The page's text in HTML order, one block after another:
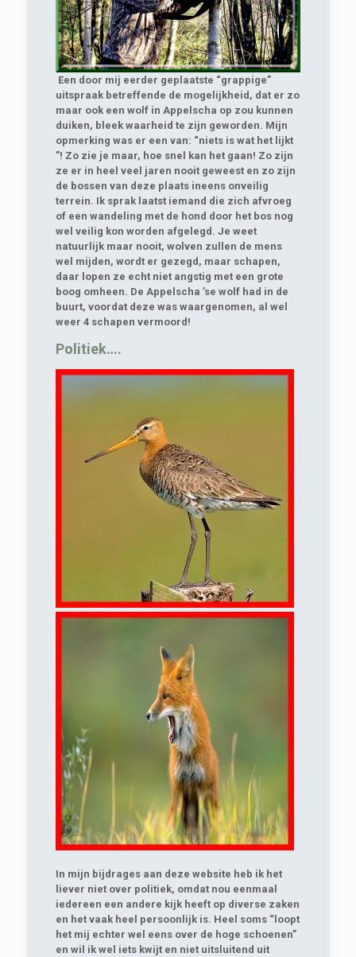
Een door mij eerder geplaatste “grappige”
uitspraak betreffende de mogelijkheid, dat er zo
maar ook een wolf in Appelscha op zou kunnen
duiken, bleek waarheid te zijn geworden. Mijn
opmerking was er een van: “niets is wat het lijkt
”! Zo zie je maar, hoe snel kan het gaan! Zo zijn
ze er in heel veel jaren nooit geweest en zo zijn
de bossen van deze plaats ineens onveilig
terrein. Ik sprak laatst iemand die zich afvroeg
of een wandeling met de hond door het bos nog
wel veilig kon worden afgelegd. Je weet
natuurlijk maar nooit, wolven zullen de mens
wel mijden, wordt er gezegd, maar schapen,
daar lopen ze echt niet angstig met een grote
boog omheen. De Appelscha ’se wolf had in de
buurt, voordat deze was waargenomen, al wel
weer 4 schapen vermoord!
Politiek….
In mijn bijdrages aan deze website heb ik het
liever niet over politiek, omdat nou eenmaal
iedereen een andere kijk heeft op diverse zaken
en het vaak heel persoonlijk is. Heel soms “loopt
het mij echter wel eens over de hoge schoenen”
en wil ik wel iets kwijt en niet uitsluitend uit